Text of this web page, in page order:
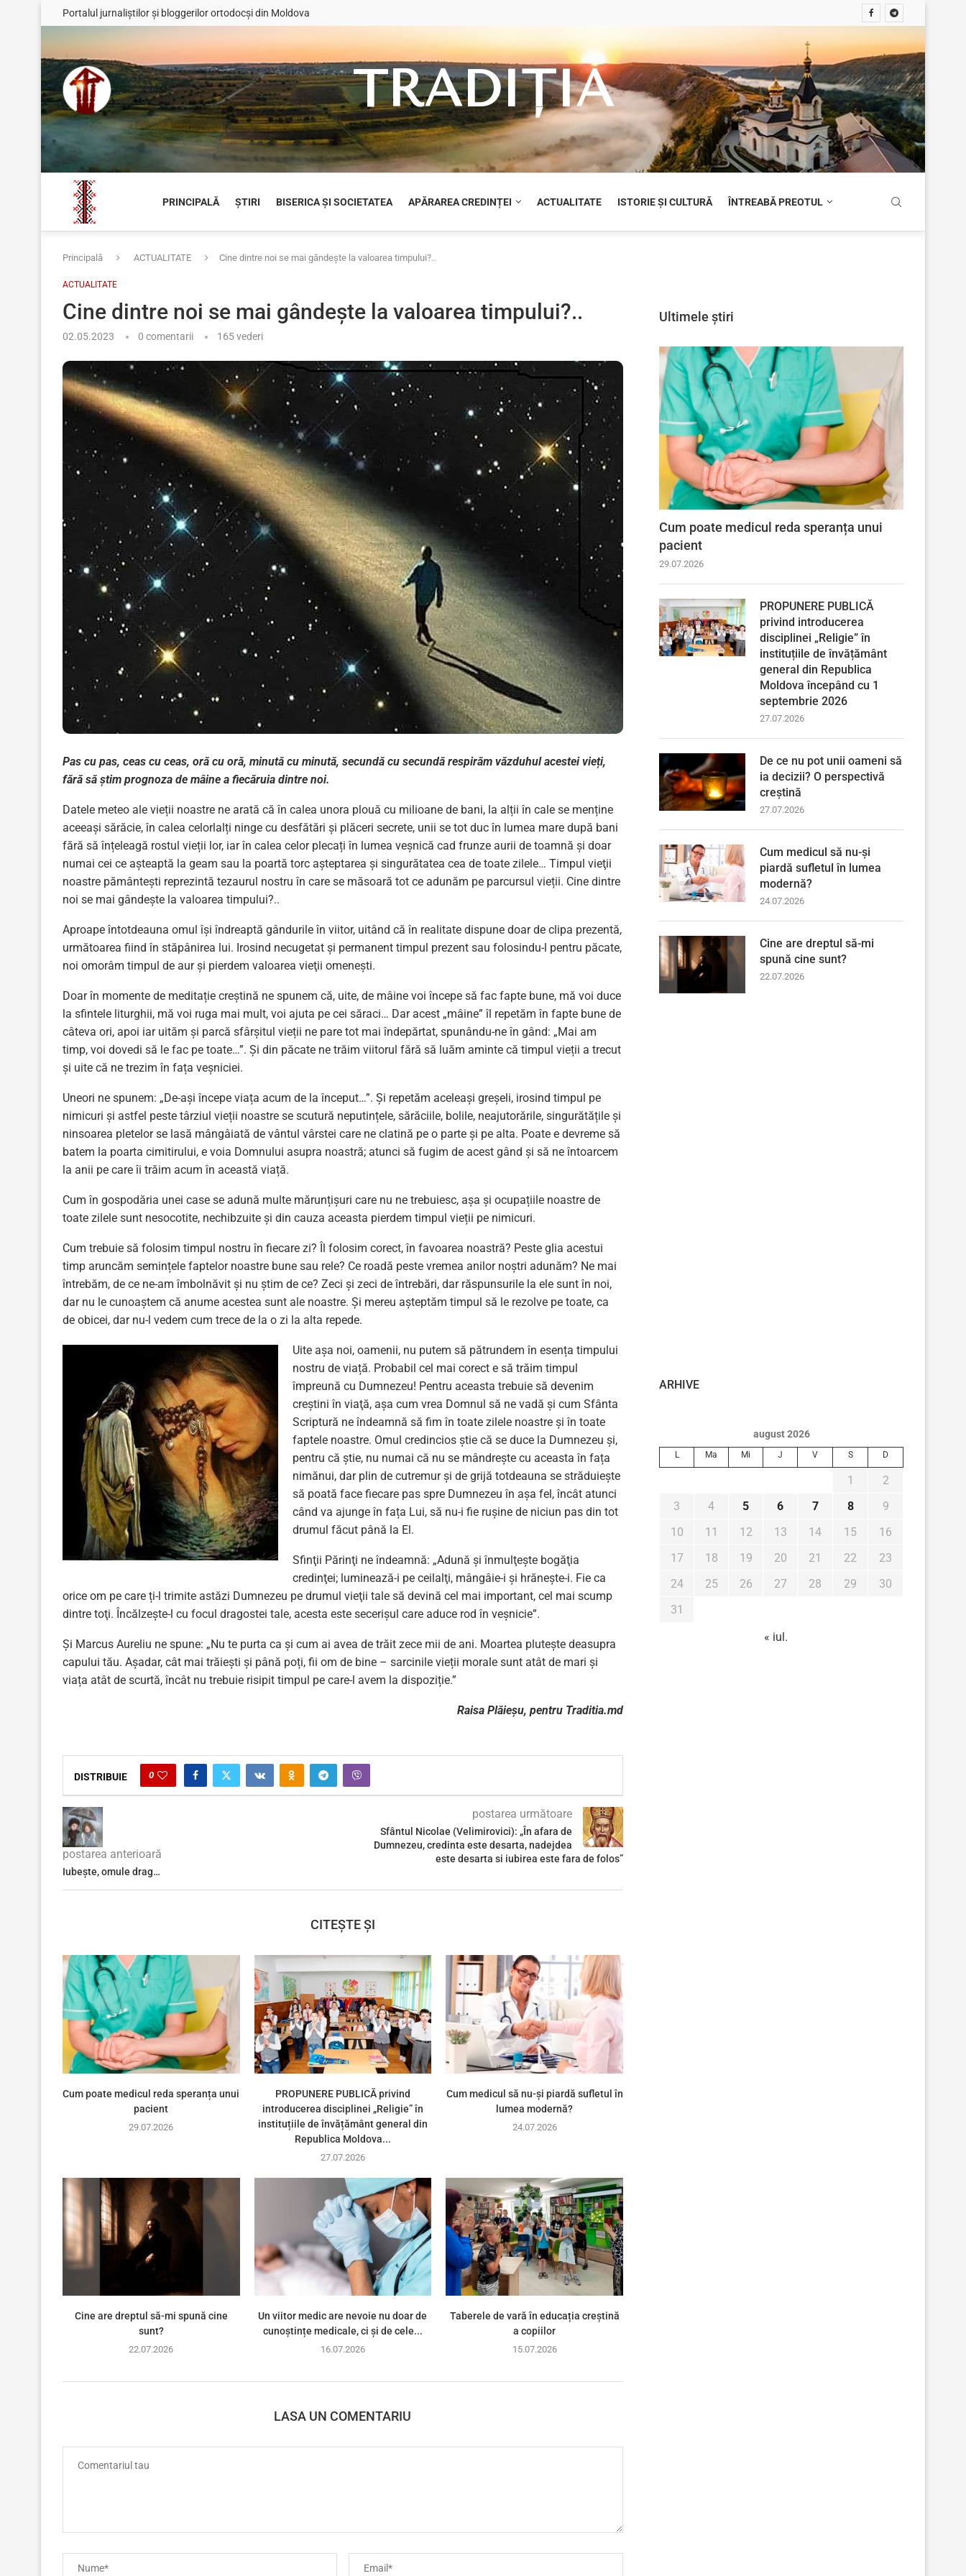
Portalul jurnaliștilor și bloggerilor ortodocși din Moldova
TRADIȚIA
PRINCIPALĂ ȘTIRI BISERICA ȘI SOCIETATEA APĂRAREA CREDINȚEI ACTUALITATE ISTORIE ȘI CULTURĂ ÎNTREABĂ PREOTUL
Principală ACTUALITATE Cine dintre noi se mai gândește la valoarea timpului?..
ACTUALITATE
Cine dintre noi se mai gândește la valoarea timpului?..
02.05.2023 0 comentarii 165vederi
Pas cu pas, ceas cu ceas, oră cu oră, minută cu minută, secundă cu secundă respirăm văzduhul acestei vieți,
fără să știm prognoza de mâine a fiecăruia dintre noi.
Datele meteo ale vieții noastre ne arată că în calea unora plouă cu milioane de bani, la alții în cale se menține
aceeași sărăcie, în calea celorlalți ninge cu desfătări și plăceri secrete, unii se tot duc în lumea mare după bani
fără să înțeleagă rostul vieții lor, iar în calea celor plecați în lumea veșnică cad frunze aurii de toamnă și doar
numai cei ce așteaptă la geam sau la poartă torc așteptarea și singurătatea cea de toate zilele… Timpul vieţii
noastre pământeşti reprezintă tezaurul nostru în care se măsoară tot ce adunăm pe parcursul vieții. Cine dintre
noi se mai gândeşte la valoarea timpului?..
Aproape întotdeauna omul îşi îndreaptă gândurile în viitor, uitând că în realitate dispune doar de clipa prezentă,
următoarea fiind în stăpânirea lui. Irosind necugetat și permanent timpul prezent sau folosindu-l pentru păcate,
noi omorâm timpul de aur şi pierdem valoarea vieţii omeneşti.
Doar în momente de meditație creștină ne spunem că, uite, de mâine voi începe să fac fapte bune, mă voi duce
la sfintele liturghii, mă voi ruga mai mult, voi ajuta pe cei săraci… Dar acest „mâine” îl repetăm în fapte bune de
câteva ori, apoi iar uităm și parcă sfârșitul vieții ne pare tot mai îndepărtat, spunându-ne în gând: „Mai am
timp, voi dovedi să le fac pe toate…”. Și din păcate ne trăim viitorul fără să luăm aminte că timpul vieții a trecut
și uite că ne trezim în fața veșniciei.
Uneori ne spunem: „De-ași începe viața acum de la început…”. Și repetăm aceleași greșeli, irosind timpul pe
nimicuri și astfel peste târziul vieții noastre se scutură neputințele, sărăciile, bolile, neajutorările, singurătățile și
ninsoarea pletelor se lasă mângâiată de vântul vârstei care ne clatină pe o parte și pe alta. Poate e devreme să
batem la poarta cimitirului, e voia Domnului asupra noastră; atunci să fugim de acest gând și să ne întoarcem
la anii pe care îi trăim acum în această viață.
Cum în gospodăria unei case se adună multe mărunțișuri care nu ne trebuiesc, așa și ocupațiile noastre de
toate zilele sunt nesocotite, nechibzuite și din cauza aceasta pierdem timpul vieții pe nimicuri.
Cum trebuie să folosim timpul nostru în fiecare zi? Îl folosim corect, în favoarea noastră? Peste glia acestui
timp aruncăm semințele faptelor noastre bune sau rele? Ce roadă peste vremea anilor noștri adunăm? Ne mai
întrebăm, de ce ne-am îmbolnăvit și nu știm de ce? Zeci și zeci de întrebări, dar răspunsurile la ele sunt în noi,
dar nu le cunoaștem că anume acestea sunt ale noastre. Și mereu așteptăm timpul să le rezolve pe toate, ca
de obicei, dar nu-l vedem cum trece de la o zi la alta repede.
Uite așa noi, oamenii, nu putem să pătrundem în esența timpului
nostru de viață. Probabil cel mai corect e să trăim timpul
împreună cu Dumnezeu! Pentru aceasta trebuie să devenim
creștini în viaţă, așa cum vrea Domnul să ne vadă și cum Sfânta
Scriptură ne îndeamnă să fim în toate zilele noastre și în toate
faptele noastre. Omul credincios știe că se duce la Dumnezeu și,
pentru că știe, nu numai că nu se mândrește cu aceasta în fața
nimănui, dar plin de cutremur și de grijă totdeauna se străduiește
să poată face fiecare pas spre Dumnezeu în așa fel, încât atunci
când va ajunge în fața Lui, să nu-i fie rușine de niciun pas din tot
drumul făcut până la El.
Sfinţii Părinţi ne îndeamnă: „Adună și înmulţește bogăţia
credinţei; luminează-i pe ceilalţi, mângâie-i și hrănește-i. Fie ca
orice om pe care ți-l trimite astăzi Dumnezeu pe drumul vieţii tale să devină cel mai important, cel mai scump
dintre toţi. Încălzește-l cu focul dragostei tale, acesta este secerișul care aduce rod în veșnicie”.
Și Marcus Aureliu ne spune: „Nu te purta ca și cum ai avea de trăit zece mii de ani. Moartea plutește deasupra
capului tău. Așadar, cât mai trăiești și până poți, fii om de bine – sarcinile vieții morale sunt atât de mari și
viața atât de scurtă, încât nu trebuie risipit timpul pe care-l avem la dispoziție.”
Raisa Plăieșu, pentru Traditia.md
DISTRIBUIE 0
postarea anterioară
Iubește, omule drag…
postarea următoare
Sfântul Nicolae (Velimirovici): „În afara de
Dumnezeu, credinta este desarta, nadejdea
este desarta si iubirea este fara de folos”
CITEȘTE ȘI
Cum poate medicul reda speranța unui
pacient
29.07.2026
PROPUNERE PUBLICĂ privind
introducerea disciplinei „Religie” în
instituțiile de învățământ general din
Republica Moldova...
27.07.2026
Cum medicul să nu-și piardă sufletul în
lumea modernă?
24.07.2026
Cine are dreptul să-mi spună cine
sunt?
22.07.2026
Un viitor medic are nevoie nu doar de
cunoștințe medicale, ci și de cele...
16.07.2026
Taberele de vară în educația creștină
a copiilor
15.07.2026
LASA UN COMENTARIU
Ultimele știri
Cum poate medicul reda speranța unui
pacient
29.07.2026
PROPUNERE PUBLICĂ
privind introducerea
disciplinei „Religie” în
instituțiile de învățământ
general din Republica
Moldova începând cu 1
septembrie 2026
27.07.2026
De ce nu pot unii oameni să
ia decizii? O perspectivă
creștină
27.07.2026
Cum medicul să nu-și
piardă sufletul în lumea
modernă?
24.07.2026
Cine are dreptul să-mi
spună cine sunt?
22.07.2026
ARHIVE
august 2026
L Ma Mi J V S D
1
2
3
4 5 6 7 8
9
10
11 12 13 14 15
16
17
18 19 20 21 22
23
24
25 26 27 28 29
30
31
« iul.